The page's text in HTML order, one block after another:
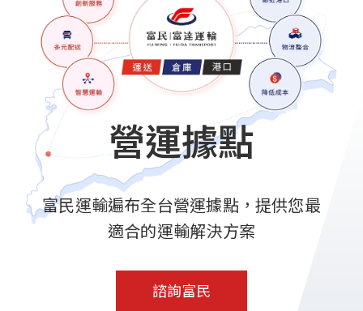
營運據點
富民運輸遍布全台營運據點，提供您最
適合的運輸解決方案
諮詢富民